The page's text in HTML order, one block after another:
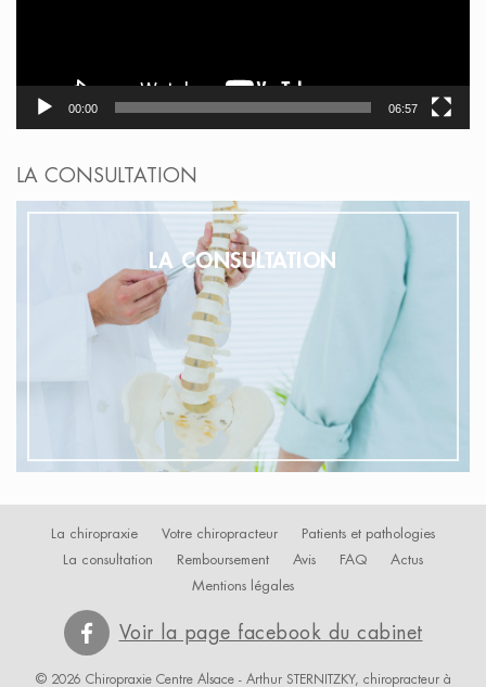
00:00 06:57
LA CONSULTATION
LA CONSULTATION
La chiropraxie Votre chiropracteur
Patients et pathologies
La consultation
Remboursement Avis FAQ
Actus
Mentions légales
Voir la page facebook du cabinet
© 2026 Chiropraxie Centre Alsace - Arthur STERNITZKY, chiropracteur à